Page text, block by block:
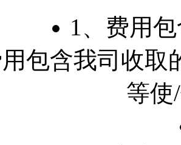
1、费用
包含我司收取
等使